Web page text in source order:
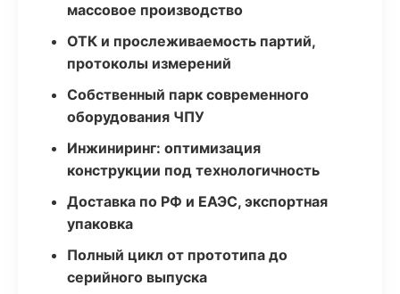
массовое производство
ОТК и прослеживаемость партий,
протоколы измерений
Собственный парк современного
оборудования ЧПУ
Инжиниринг: оптимизация
конструкции под технологичность
Доставка по РФ и ЕАЭС, экспортная
упаковка
Полный цикл от прототипа до
серийного выпуска